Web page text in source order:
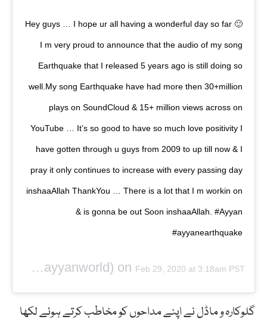
Hey guys … I hope ur all having a wonderful day so far 🙂
I m very proud to announce that the audio of my song
Earthquake that I released 5 years ago is still doing so
well.My song Earthquake have had more then 30+million
plays on SoundCloud & 15+ million views across on
YouTube … It’s so good to have so much love positivity I
have gotten through u guys from 2009 to up till now & I
pray it only continues to increase with every passing day
inshaaAllah ThankYou … There is a lot that I m workin on
& is gonna be out Soon inshaaAllah. #Ayyan
#ayyanearthquake
(@ayyanworld) on Feb 29, 2020 at 3:18am PST
گلوکارہ و ماڈل نے اپنے مداحوں کو مخاطب کرتے ہوئے لکھا